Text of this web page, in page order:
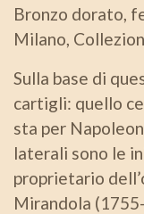
Bronzo dorato,
Milano,
Sulla base di
cartigli: quello
sta per
laterali sono le
proprietario
Mirandola